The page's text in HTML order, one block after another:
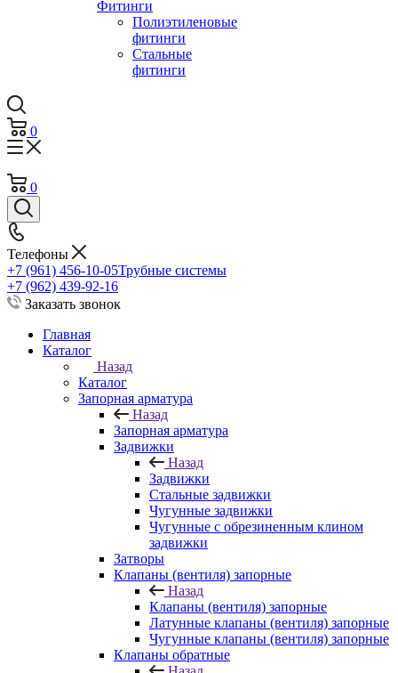
Фитинги
Полиэтиленовые
фитинги
Стальные
фитинги
0
0
Телефоны
+7 (961) 456-10-05Трубные системы
+7 (962) 439-92-16
Заказать звонок
Главная
Каталог
Назад
Каталог
Запорная арматура
Назад
Запорная арматура
Задвижки
Назад
Задвижки
Стальные задвижки
Чугунные задвижки
Чугунные с обрезиненным клином
задвижки
Затворы
Клапаны (вентиля) запорные
Назад
Клапаны (вентиля) запорные
Латунные клапаны (вентиля) запорные
Чугунные клапаны (вентиля) запорные
Клапаны обратные